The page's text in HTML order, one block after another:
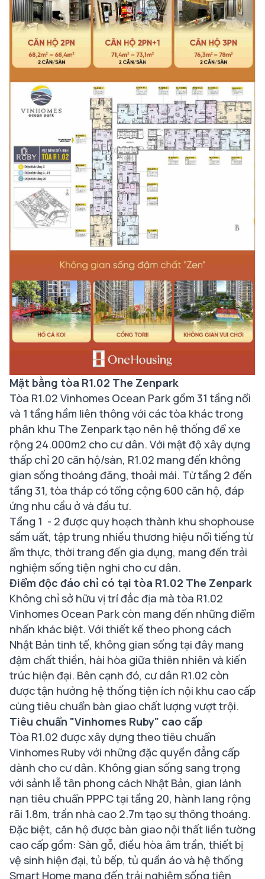
Mặt bằng tòa R1.02 The Zenpark
Tòa R1.02 Vinhomes Ocean Park gồm 31 tầng nổi
và 1 tầng hầm liên thông với các tòa khác trong
phân khu The Zenpark tạo nên hệ thống để xe
rộng 24.000m2 cho cư dân. Với mật độ xây dựng
thấp chỉ 20 căn hộ/sàn, R1.02 mang đến không
gian sống thoáng đãng, thoải mái. Từ tầng 2 đến
tầng 31, tòa tháp có tổng cộng 600 căn hộ, đáp
ứng nhu cầu ở và đầu tư.
Tầng 1 - 2 được quy hoạch thành khu shophouse
sầm uất, tập trung nhiều thương hiệu nổi tiếng từ
ẩm thực, thời trang đến gia dụng, mang đến trải
nghiệm sống tiện nghi cho cư dân.
Điểm độc đáo chỉ có tại tòa R1.02 The Zenpark
Không chỉ sở hữu vị trí đắc địa mà tòa R1.02
Vinhomes Ocean Park còn mang đến những điểm
nhấn khác biệt. Với thiết kế theo phong cách
Nhật Bản tinh tế, không gian sống tại đây mang
đậm chất thiền, hài hòa giữa thiên nhiên và kiến
trúc hiện đại. Bên cạnh đó, cư dân R1.02 còn
được tận hưởng hệ thống tiện ích nội khu cao cấp
cùng tiêu chuẩn bàn giao chất lượng vượt trội.
Tiêu chuẩn "Vinhomes Ruby" cao cấp
Tòa R1.02 được xây dựng theo tiêu chuẩn
Vinhomes Ruby với những đặc quyền đẳng cấp
dành cho cư dân. Không gian sống sang trọng
với sảnh lễ tân phong cách Nhật Bản, gian lánh
nạn tiêu chuẩn PPPC tại tầng 20, hành lang rộng
rãi 1.8m, trần nhà cao 2.7m tạo sự thông thoáng.
Đặc biệt, căn hộ được bàn giao nội thất liền tường
cao cấp gồm: Sàn gỗ, điều hòa âm trần, thiết bị
vệ sinh hiện đại, tủ bếp, tủ quần áo và hệ thống
Smart Home mang đến trải nghiệm sống tiện